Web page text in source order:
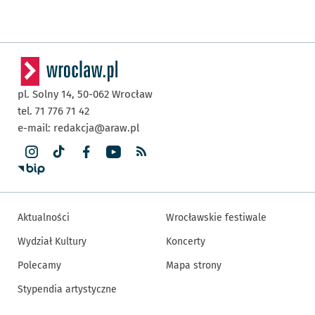
pl. Solny 14, 50-062 Wrocław
tel. 71 776 71 42
e-mail: redakcja@araw.pl
Aktualności
Wydział Kultury
Polecamy
Stypendia artystyczne
Wrocławskie festiwale
Koncerty
Mapa strony